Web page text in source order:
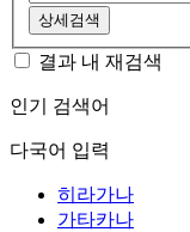
상세검색
결과 내 재검색
인기 검색어
다국어 입력
히라가나
가타카나